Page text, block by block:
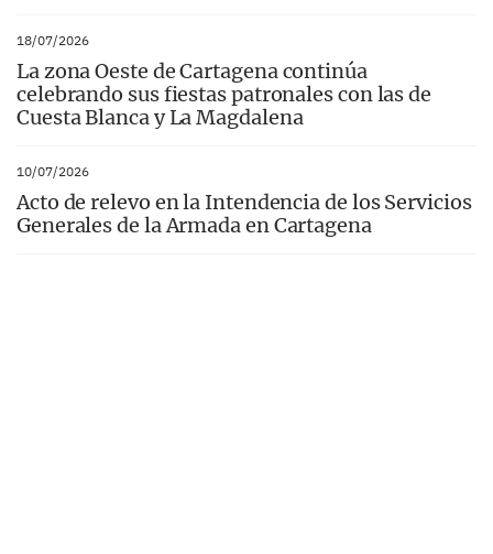
18/07/2026
La zona Oeste de Cartagena continúa
celebrando sus fiestas patronales con las de
Cuesta Blanca y La Magdalena
10/07/2026
Acto de relevo en la Intendencia de los Servicios
Generales de la Armada en Cartagena